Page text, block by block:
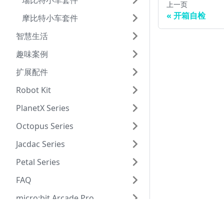
摩比特小车套件
智慧生活
趣味案例
扩展配件
Robot Kit
PlanetX Series
Octopus Series
Jacdac Series
Petal Series
FAQ
micro:bit Arcade Pro
上一页
开箱自检